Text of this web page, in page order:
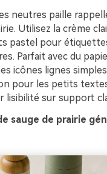
neutres paille
Utilisez la crème
pastel pour
Parfait avec du
icônes lignes
pour les petits
lisibilité sur support
sauge de prairie